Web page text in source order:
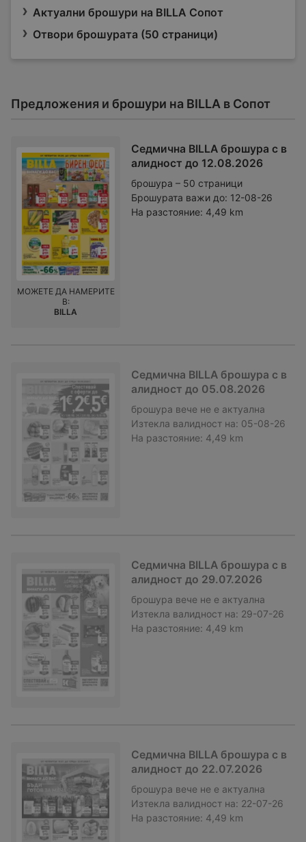
Актуални брошури на BILLA Сопот
Отвори брошурата (50 страници)
Предложения и брошури на BILLA в Сопот
Седмична BILLA брошура с в
алидност до 12.08.2026
брошура – 50 страници
Брошурата важи до: 12-08-26
На разстояние: 4,49 km
МОЖЕТЕ ДА НАМЕРИТЕ
В:
BILLA
Седмична BILLA брошура с в
алидност до 05.08.2026
брошура вече не е актуална
Изтекла валидност на: 05-08-26
На разстояние: 4,49 km
Седмична BILLA брошура с в
алидност до 29.07.2026
брошура вече не е актуална
Изтекла валидност на: 29-07-26
На разстояние: 4,49 km
Седмична BILLA брошура с в
алидност до 22.07.2026
брошура вече не е актуална
Изтекла валидност на: 22-07-26
На разстояние: 4,49 km